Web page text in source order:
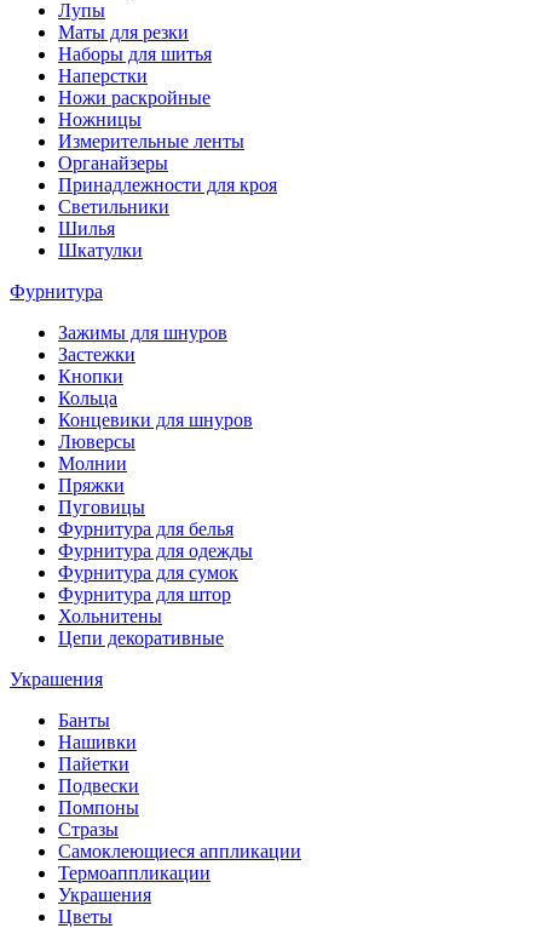
Лупы
Маты для резки
Наборы для шитья
Наперстки
Ножи раскройные
Ножницы
Измерительные ленты
Органайзеры
Принадлежности для кроя
Светильники
Шилья
Шкатулки
Фурнитура
Зажимы для шнуров
Застежки
Кнопки
Кольца
Концевики для шнуров
Люверсы
Молнии
Пряжки
Пуговицы
Фурнитура для белья
Фурнитура для одежды
Фурнитура для сумок
Фурнитура для штор
Хольнитены
Цепи декоративные
Украшения
Банты
Нашивки
Пайетки
Подвески
Помпоны
Стразы
Самоклеющиеся аппликации
Термоаппликации
Украшения
Цветы